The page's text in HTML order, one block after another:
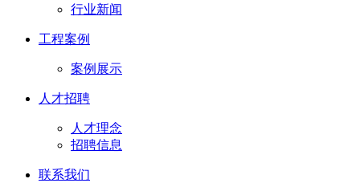
行业新闻
工程案例
案例展示
人才招聘
人才理念
招聘信息
联系我们